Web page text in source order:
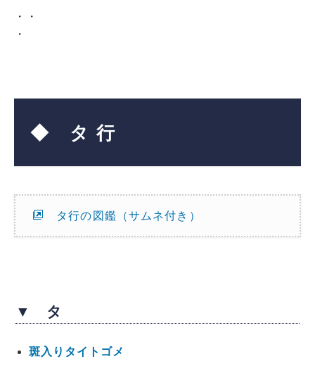
・・
・
◆ タ 行
タ行の図鑑（サムネ付き）
▼ タ
斑入りタイトゴメ